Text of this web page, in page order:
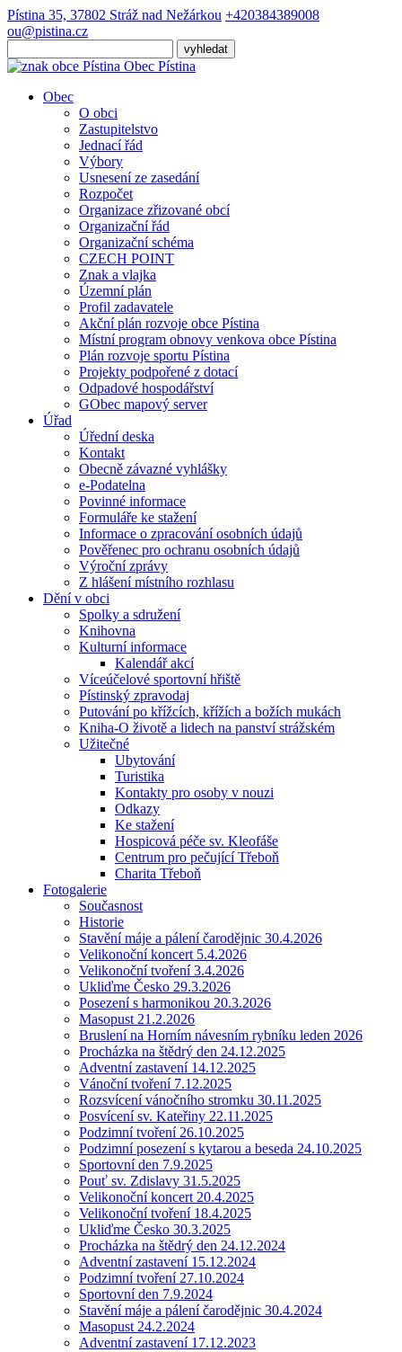
Pístina 35, 37802 Stráž nad Nežárkou +420384389008
ou@pistina.cz
Obec Pístina
Obec
O obci
Zastupitelstvo
Jednací řád
Výbory
Usnesení ze zasedání
Rozpočet
Organizace zřizované obcí
Organizační řád
Organizační schéma
CZECH POINT
Znak a vlajka
Územní plán
Profil zadavatele
Akční plán rozvoje obce Pístina
Místní program obnovy venkova obce Pístina
Plán rozvoje sportu Pístina
Projekty podpořené z dotací
Odpadové hospodářství
GObec mapový server
Úřad
Úřední deska
Kontakt
Obecně závazné vyhlášky
e-Podatelna
Povinné informace
Formuláře ke stažení
Informace o zpracování osobních údajů
Pověřenec pro ochranu osobních údajů
Výroční zprávy
Z hlášení místního rozhlasu
Dění v obci
Spolky a sdružení
Knihovna
Kulturní informace
Kalendář akcí
Víceúčelové sportovní hřiště
Pístinský zpravodaj
Putování po křížcích, křížích a božích mukách
Kniha-O životě a lidech na panství strážském
Užitečné
Ubytování
Turistika
Kontakty pro osoby v nouzi
Odkazy
Ke stažení
Hospicová péče sv. Kleofáše
Centrum pro pečující Třeboň
Charita Třeboň
Fotogalerie
Současnost
Historie
Stavění máje a pálení čarodějnic 30.4.2026
Velikonoční koncert 5.4.2026
Velikonoční tvoření 3.4.2026
Ukliďme Česko 29.3.2026
Posezení s harmonikou 20.3.2026
Masopust 21.2.2026
Bruslení na Horním návesním rybníku leden 2026
Procházka na štědrý den 24.12.2025
Adventní zastavení 14.12.2025
Vánoční tvoření 7.12.2025
Rozsvícení vánočního stromku 30.11.2025
Posvícení sv. Kateřiny 22.11.2025
Podzimní tvoření 26.10.2025
Podzimní posezení s kytarou a beseda 24.10.2025
Sportovní den 7.9.2025
Pouť sv. Zdislavy 31.5.2025
Velikonoční koncert 20.4.2025
Velikonoční tvoření 18.4.2025
Ukliďme Česko 30.3.2025
Procházka na štědrý den 24.12.2024
Adventní zastavení 15.12.2024
Podzimní tvoření 27.10.2024
Sportovní den 7.9.2024
Stavění máje a pálení čarodějnic 30.4.2024
Masopust 24.2.2024
Adventní zastavení 17.12.2023